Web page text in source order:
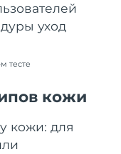
уход
тесте
кожи
кожи: для
дата доставки
дата доставки
дата доставки